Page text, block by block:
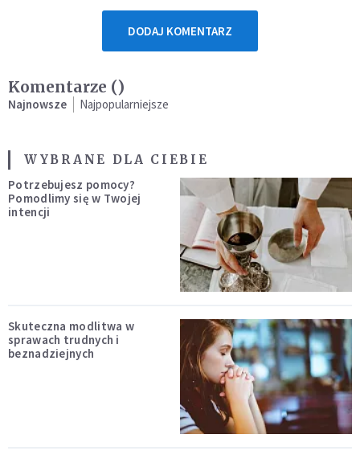
DODAJ KOMENTARZ
Komentarze ()
Najnowsze Najpopularniejsze
WYBRANE DLA CIEBIE
Potrzebujesz pomocy?
Pomodlimy się w Twojej
intencji
Skuteczna modlitwa w
sprawach trudnych i
beznadziejnych